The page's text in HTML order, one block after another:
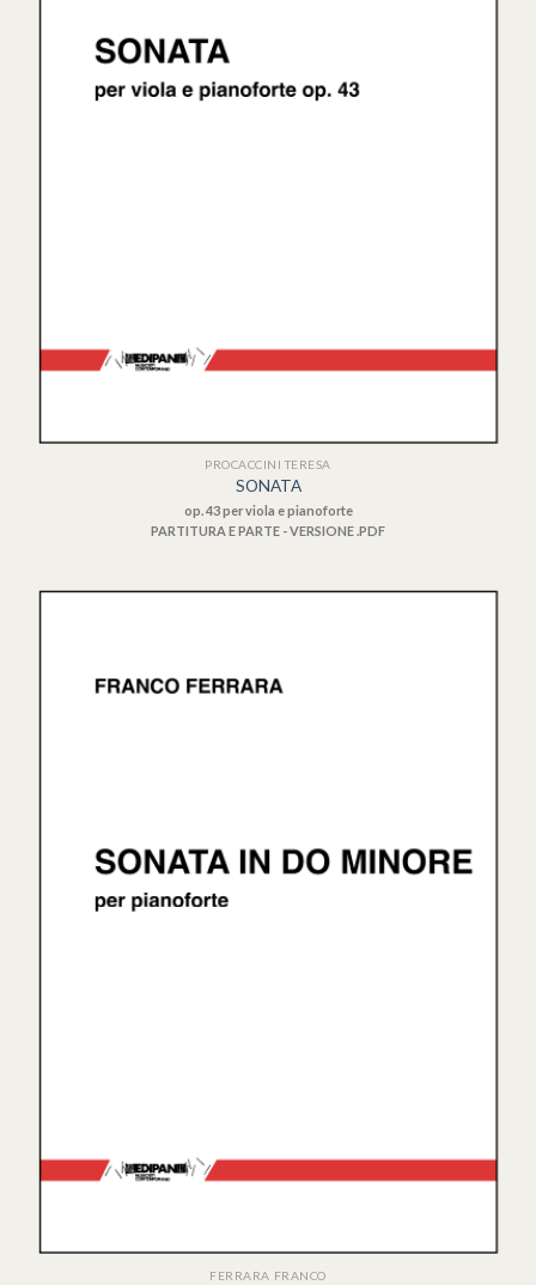
PROCACCINI TERESA
SONATA
op. 43 per viola e pianoforte
PARTITURA E PARTE - VERSIONE .PDF
FERRARA FRANCO